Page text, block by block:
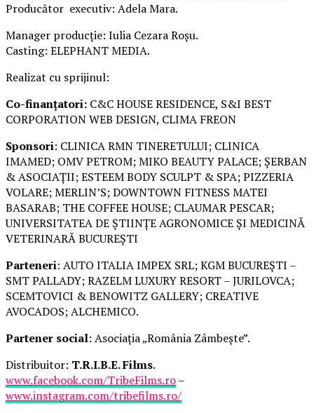
Producător executiv: Adela Mara.
Manager producție: Iulia Cezara Roșu.
Casting: ELEPHANT MEDIA.
Realizat cu sprijinul:
Co-finanțatori: C&C HOUSE RESIDENCE, S&I BEST
CORPORATION WEB DESIGN, CLIMA FREON
Sponsori: CLINICA RMN TINERETULUI; CLINICA
IMAMED; OMV PETROM; MIKO BEAUTY PALACE; ȘERBAN
& ASOCIAȚII; ESTEEM BODY SCULPT & SPA; PIZZERIA
VOLARE; MERLIN’S; DOWNTOWN FITNESS MATEI
BASARAB; THE COFFEE HOUSE; CLAUMAR PESCAR;
UNIVERSITATEA DE ȘTIINȚE AGRONOMICE ȘI MEDICINĂ
VETERINARĂ BUCUREȘTI
Parteneri: AUTO ITALIA IMPEX SRL; KGM BUCUREȘTI –
SMT PALLADY; RAZELM LUXURY RESORT – JURILOVCA;
SCEMTOVICI & BENOWITZ GALLERY; CREATIVE
AVOCADOS; ALCHEMICO.
Partener social: Asociația „România Zâmbește”.
Distribuitor: T.R.I.B.E. Films.
www.facebook.com/TribeFilms.ro–
www.instagram.com/tribefilms.ro/